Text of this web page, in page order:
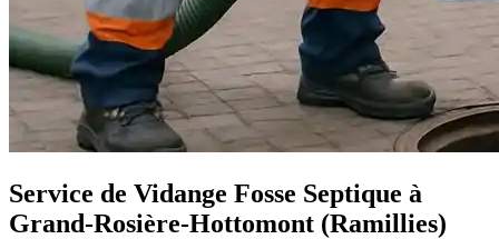
Service de Vidange Fosse Septique à
Grand-Rosière-Hottomont (Ramillies)